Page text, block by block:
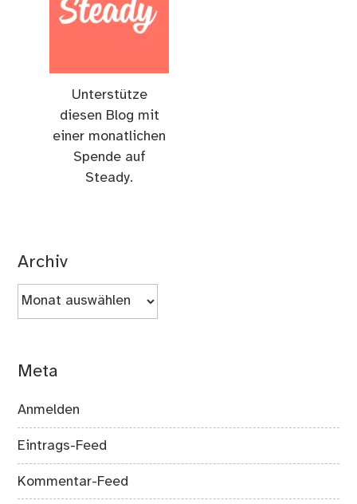
Unterstütze
diesen Blog mit
einer monatlichen
Spende auf
Steady.
Archiv
Archiv
Meta
Anmelden
Eintrags-Feed
Kommentar-Feed